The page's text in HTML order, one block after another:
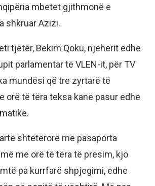
mbetet gjithmonë e
shkruar Azizi.
tjetër, Bekim Qoku, njëherit edhe
parlamentar të VLEN-it, për TV
mundësi që tre zyrtarë të
orë të tëra teksa kanë pasur edhe
shtetërorë me pasaporta
me orë të tëra të presim, kjo
pa kurrfarë shpjegimi, edhe